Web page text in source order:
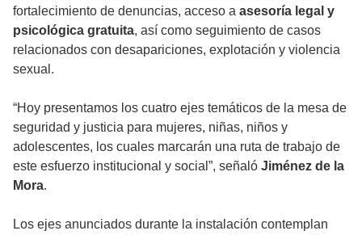
fortalecimiento de denuncias, acceso a asesoría legal y
psicológica gratuita, así como seguimiento de casos
relacionados con desapariciones, explotación y violencia
sexual.
“Hoy presentamos los cuatro ejes temáticos de la mesa de
seguridad y justicia para mujeres, niñas, niños y
adolescentes, los cuales marcarán una ruta de trabajo de
este esfuerzo institucional y social”, señaló Jiménez de la
Mora.
Los ejes anunciados durante la instalación contemplan